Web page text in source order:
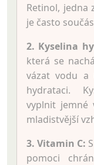
Retinol, jedna
je často
2. Kyselina
která se
vázat vodu a
hydrataci.
vyplnit jemné
mladistvější
3. Vitamin C:
pomoci